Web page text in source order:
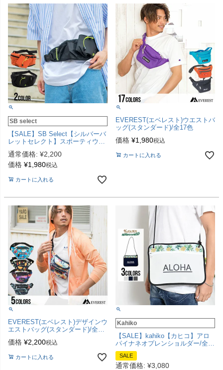
SB select
【SALE】SB Select【シルバーバ
レットセレクト】スポーティウエ
通常価格: ¥2,200
価格 ¥1,980税込
カートに入れる
EVEREST(エベレスト)ウエストバ
ッグ(スタンダード)/全17色
価格 ¥1,980税込
カートに入れる
EVEREST(エベレスト)デザインウ
エストバッグ(スタンダード)/全5
価格 ¥2,200税込
カートに入れる
Kahiko
【SALE】kahiko【カヒコ】アロ
パイナネオプレンショルダー/全3
色
SALE
通常価格: ¥3,080